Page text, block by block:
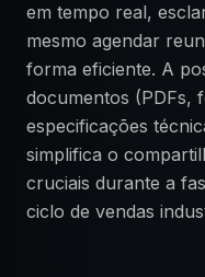
em tempo real,
mesmo agendar
forma eficiente. A
documentos (PDFs,
especificações
simplifica o
cruciais durante a
ciclo de vendas